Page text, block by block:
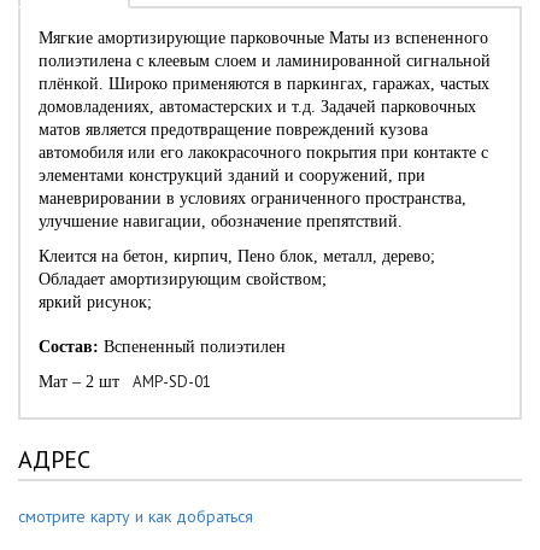
Мягкие амортизирующие парковочные Маты из вспененного
полиэтилена с клеевым слоем и ламинированной сигнальной
плёнкой. Широко применяются в паркингах, гаражах, частых
домовладениях, автомастерских и т.д. Задачей парковочных
матов является предотвращение повреждений кузова
автомобиля или его лакокрасочного покрытия при контакте с
элементами конструкций зданий и сооружений, при
маневрировании в условиях ограниченного пространства,
улучшение навигации, обозначение препятствий.
Клеится на бетон, кирпич, Пено блок, металл, дерево;
Обладает амортизирующим свойством;
яркий рисунок;
Состав: Вспененный полиэтилен
Мат – 2 шт
AMP-SD-01
АДРЕС
смотрите карту и как добраться